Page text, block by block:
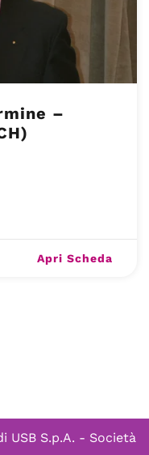
–
Apri Scheda
USB S.p.A. - Società